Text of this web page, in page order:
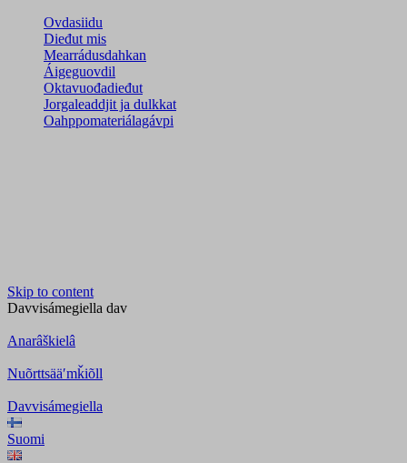
Ovdasiidu
Dieđut mis
Mearrádusdahkan
Áigeguovdil
Oktavuođadieđut
Jorgaleaddjit ja dulkkat
Oahppomateriálagávpi
Skip to content
Davvisámegiella dav
Anarâškielâ
Nuõrttsääʹmǩiõll
Davvisámegiella
Suomi